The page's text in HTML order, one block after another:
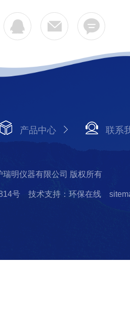
产品中心 联系
明仪器有限公司 版权所有
号 技术支持：环保在线